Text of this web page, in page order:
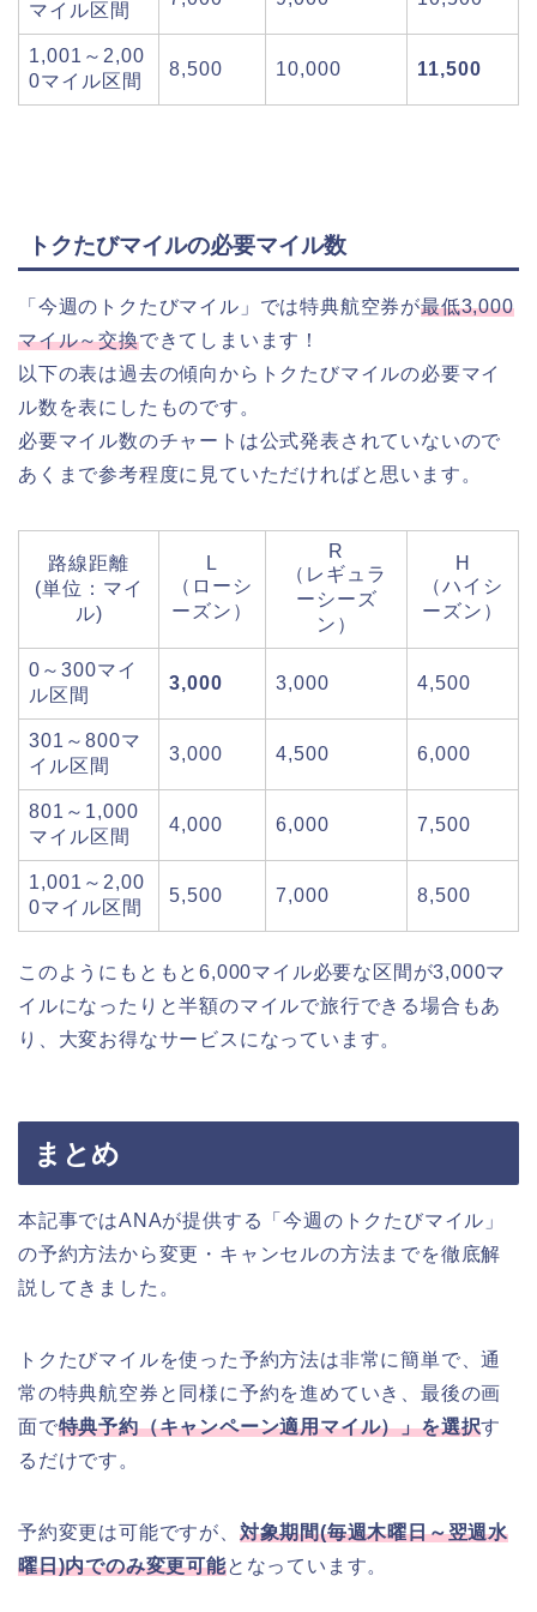
マイル区間
1,001～2,00
0マイル区間
8,500 10,000 11,500
トクたびマイルの必要マイル数
「今週のトクたびマイル」では特典航空券が最低3,000
マイル～交換できてしまいます！
以下の表は過去の傾向からトクたびマイルの必要マイ
ル数を表にしたものです。
必要マイル数のチャートは公式発表されていないので
あくまで参考程度に見ていただければと思います。
路線距離
(単位：マイ
ル)
L
（ローシ
ーズン）
R
（レギュラ
ーシーズ
ン）
H
（ハイシ
ーズン）
0～300マイ
ル区間
3,000 3,000 4,500
301～800マ
イル区間
3,000 4,500 6,000
801～1,000
マイル区間
4,000 6,000 7,500
1,001～2,00
0マイル区間
5,500 7,000 8,500
このようにもともと6,000マイル必要な区間が3,000マ
イルになったりと半額のマイルで旅行できる場合もあ
り、大変お得なサービスになっています。
まとめ
本記事ではANAが提供する「今週のトクたびマイル」
の予約方法から変更・キャンセルの方法までを徹底解
説してきました。
トクたびマイルを使った予約方法は非常に簡単で、通
常の特典航空券と同様に予約を進めていき、最後の画
面で特典予約（キャンペーン適用マイル）」を選択す
るだけです。
予約変更は可能ですが、 対象期間(毎週木曜日～翌週水
曜日)内でのみ変更可能となっています。